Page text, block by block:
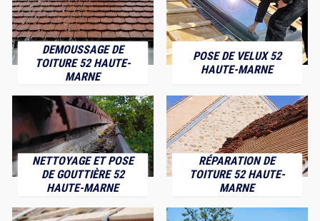
DEMOUSSAGE DE
TOITURE 52 HAUTE-
MARNE
POSE DE VELUX 52
HAUTE-MARNE
NETTOYAGE ET POSE
DE GOUTTIÈRE 52
HAUTE-MARNE
RÉPARATION DE
TOITURE 52 HAUTE-
MARNE